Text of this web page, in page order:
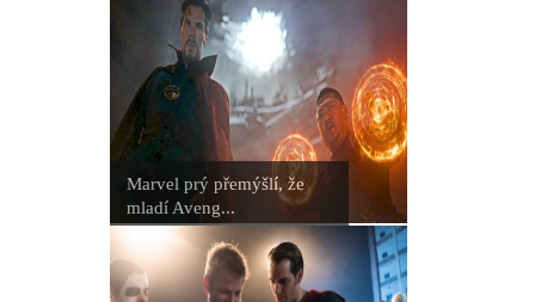
Marvel prý přemýšlí, že
mladí Aveng...